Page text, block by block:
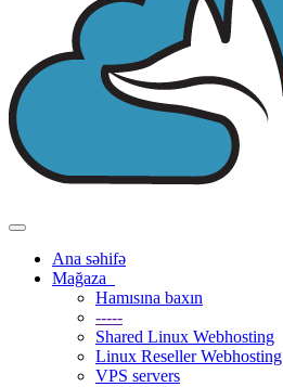
Naviqasiyaya
Ana səhifə
Mağaza
Hamısına baxın
-----
Shared Linux Webhosting
Linux Reseller Webhosting
VPS servers